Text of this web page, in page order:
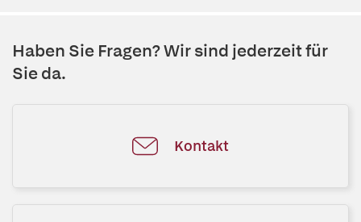
Haben Sie Fragen? Wir sind jederzeit für
Sie da.
Kontakt